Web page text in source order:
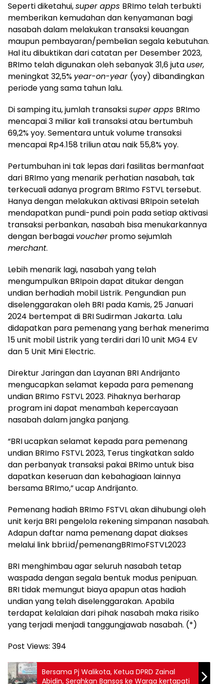
Seperti diketahui,super apps BRImo telah terbukti
memberikan kemudahan dan kenyamanan bagi
nasabah dalam melakukan transaksi keuangan
maupun pembayaran/pembelian segala kebutuhan.
Hal itu dibuktikan dari catatan per Desember 2023,
BRImo telah digunakan oleh sebanyak 31,6 juta user,
meningkat 32,5% year-on-year (yoy) dibandingkan
periode yang sama tahun lalu.
Di samping itu, jumlah transaksisuper apps BRImo
mencapai 3 miliar kali transaksi atau bertumbuh
69,2% yoy. Sementara untuk volume transaksi
mencapai Rp4.158 triliun atau naik 55,8% yoy.
Pertumbuhan ini tak lepas dari fasilitas bermanfaat
dari BRImo yang menarik perhatian nasabah, tak
terkecuali adanya program BRImo FSTVL tersebut.
Hanya dengan melakukan aktivasi BRIpoin setelah
mendapatkan pundi-pundi poin pada setiap aktivasi
transaksi perbankan, nasabah bisa menukarkannya
dengan berbagai voucherpromo sejumlah
merchant.
Lebih menarik lagi, nasabah yang telah
mengumpulkan BRIpoin dapat ditukar dengan
undian berhadiah mobil Listrik. Pengundian pun
diselenggarakan oleh BRI pada Kamis, 25 Januari
2024 bertempat di BRI Sudirman Jakarta. Lalu
didapatkan para pemenang yang berhak menerima
15 unit mobil Listrik yang terdiri dari 10 unit MG4 EV
dan 5 Unit Mini Electric.
Direktur Jaringan dan Layanan BRI Andrijanto
mengucapkan selamat kepada para pemenang
undian BRImo FSTVL 2023. Pihaknya berharap
program ini dapat menambah kepercayaan
nasabah dalam jangka panjang.
“BRI ucapkan selamat kepada para pemenang
undian BRImo FSTVL 2023, Terus tingkatkan saldo
dan perbanyak transaksi pakai BRImo untuk bisa
dapatkan keseruan dan kebahagiaan lainnya
bersama BRImo,” ucap Andrijanto.
Pemenang hadiah BRImo FSTVL akan dihubungi oleh
unit kerja BRI pengelola rekening simpanan nasabah.
Adapun daftar nama pemenang dapat diakses
melalui link bbri.id/pemenangBRImoFSTVL2023
BRI menghimbau agar seluruh nasabah tetap
waspada dengan segala bentuk modus penipuan.
BRI tidak memungut biaya apapun atas hadiah
undian yang telah diselenggarakan. Apabila
terdapat kelalaian dari pihak nasabah maka risiko
yang terjadi menjadi tanggungjawab nasabah. (*)
Post Views: 394
Bersama Pj Walikota, Ketua DPRD Zainal
Abidin, Serahkan Bansos ke Warga kertapati